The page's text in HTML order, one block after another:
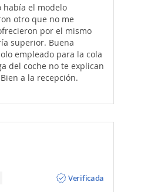
había el modelo
otro que no me
por el mismo
superior. Buena
empleado para la cola
del coche no te explican
a la recepción.
Verificada